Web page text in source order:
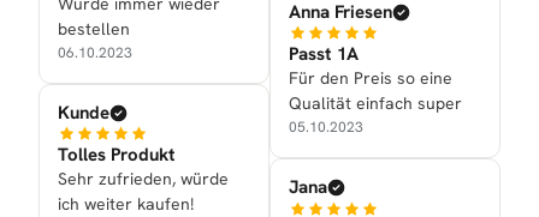
bestellen
06.10.2023
Kunde
Tolles Produkt
Sehr zufrieden, würde
ich weiter kaufen!
Anna Friesen
Passt 1A
Für den Preis so eine
Qualität einfach super
05.10.2023
Jana